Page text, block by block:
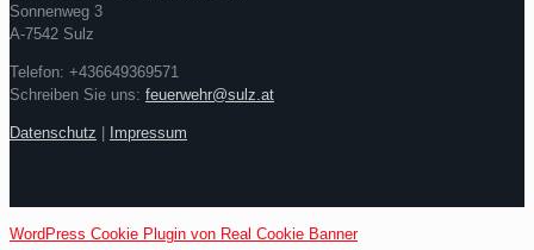
Sonnenweg 3
A-7542 Sulz
Telefon: +436649369571
Schreiben Sie uns: feuerwehr@sulz.at
Datenschutz | Impressum
WordPress Cookie Plugin von Real Cookie Banner